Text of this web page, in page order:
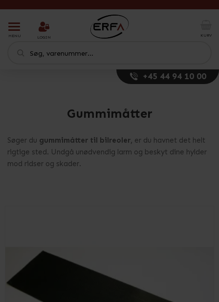
T
o
g
t
o
n
MENU LOGIN
+45 44 94 10 00
KURV
Gummimåtter
Søger du gummimåtter til bilreoler, er du havnet det helt
rigtige sted. Undgå unødvendig larm og beskyt dine hylder
mod ridser og skader.